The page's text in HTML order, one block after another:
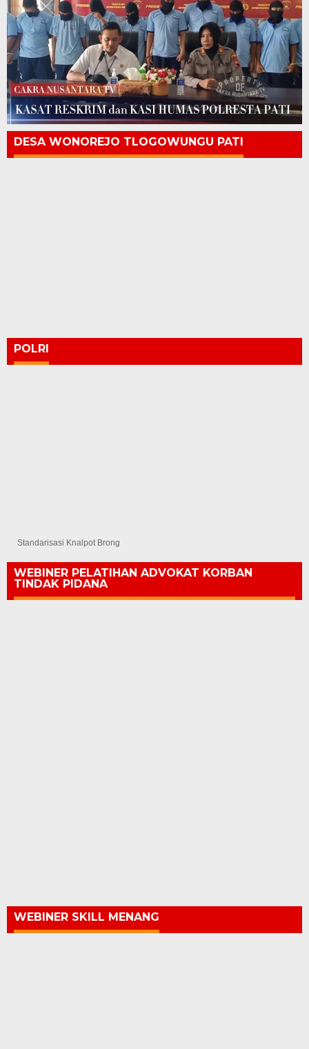
DESA WONOREJO TLOGOWUNGU PATI
POLRI
Standarisasi Knalpot Brong
WEBINER PELATIHAN ADVOKAT KORBAN
TINDAK PIDANA
WEBINER SKILL MENANG